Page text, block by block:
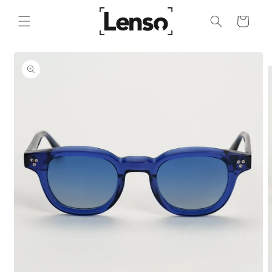
directamente
al contenido
directamente
a la
información